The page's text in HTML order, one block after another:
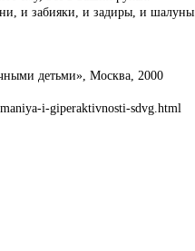
и забияки, и задиры, и шалуны.
детьми», Москва, 2000
i-giperaktivnosti-sdvg.html